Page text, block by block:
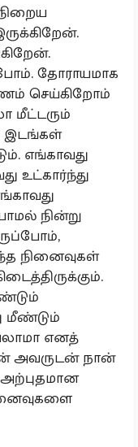
தோராயமாக
செய்கிறோம்
மீட்டரும்
இடங்கள்
எங்காவது
உட்கார்ந்து
நின்று
நினைவுகள்
மீண்டும்
எனத்
அவருடன் நான்